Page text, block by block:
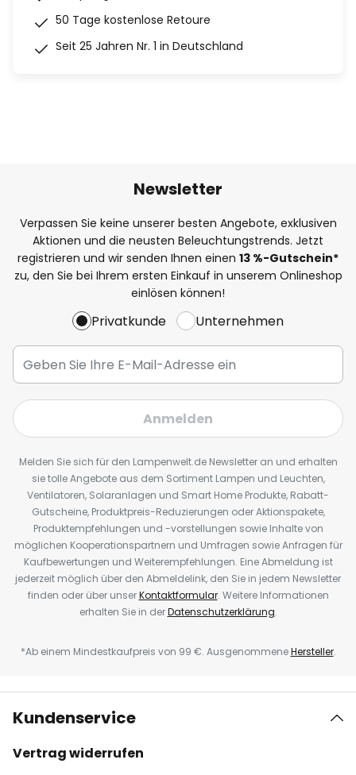
50 Tage kostenlose Retoure
Seit 25 Jahren Nr. 1 in Deutschland
Newsletter
Verpassen Sie keine unserer besten Angebote, exklusiven
Aktionen und die neusten Beleuchtungstrends. Jetzt
registrieren und wir senden Ihnen einen 13 %-Gutschein*
zu, den Sie bei Ihrem ersten Einkauf in unserem Onlineshop
einlösen können!
Privatkunde Unternehmen
Anmelden
Melden Sie sich für den Lampenwelt.de Newsletter an und erhalten
sie tolle Angebote aus dem Sortiment Lampen und Leuchten,
Ventilatoren, Solaranlagen und Smart Home Produkte, Rabatt-
Gutscheine, Produktpreis-Reduzierungen oder Aktionspakete,
Produktempfehlungen und -vorstellungen sowie Inhalte von
möglichen Kooperationspartnern und Umfragen sowie Anfragen für
Kaufbewertungen und Weiterempfehlungen. Eine Abmeldung ist
jederzeit möglich über den Abmeldelink, den Sie in jedem Newsletter
finden oder über unserKontaktformular. Weitere Informationen
erhalten Sie in derDatenschutzerklärung.
*Ab einem Mindestkaufpreis von 99 €. AusgenommeneHersteller.
Kundenservice
Vertrag widerrufen